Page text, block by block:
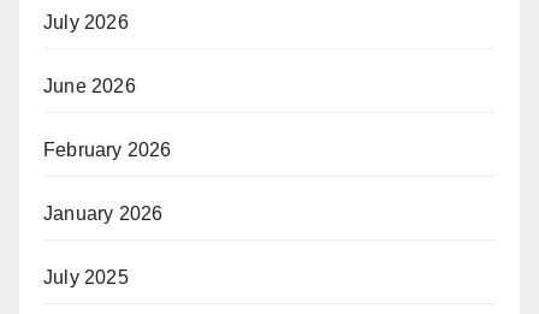
July 2026
June 2026
February 2026
January 2026
July 2025